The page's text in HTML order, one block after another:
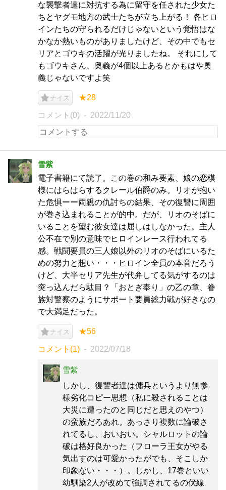
な襲撃者達に対抗する為に留守を任された少女た
ちとヤグモ地方の武士たちが立ち上がる！ 各ヒロ
インたちの守られるだけじゃないという覚悟はな
かなか熱いものがありましたけど、その中でもセ
リアとゴウキの活躍が光りましたね。 それにして
もゴウキさん、奥義が4個以上あるとかもはや奥
義じゃないですよ笑
ナイス ★28
コメント(0) 2022/11/20
雪紫
電子書籍にて読了。この巻の和み要素、娘の恋模
様にはらはらするクレール伯爵のみ。リオが抱い
た危惧ーー両親の仇討ちの結果、その復讐に周囲
が巻き込まれることが的中。だが、リオのそばに
いることを望む彼女達は屈しはしなかった。主人
公不在で別の意味でヒロインレース行われてる
感。戦闘要員の三人娘以外のリオのそばにいるた
めの努力と想い・・・ヒロイン全員の本音だろう
けど、大半セリア先生が代弁してる気がするのは
突っ込んだら駄目？「おとぎ奉り」の乙の章、眷
族対警察のようにサポート要員総力戦が好きなの
で大満足だった。
ナイス ★56
コメント(1) 2022/07/18
雪紫
しかし、復讐者達は傭兵というより無惨
様劣化コピー思想（私に殺されることは
大災に遭ったのと同じだと思えのやつ）
の蛮族だろあれ。あっさり複数に論破さ
れてるし、おいおい。シャルロットの論
破は格好良かった（フローラ王女がやる
気出すのは可愛かったがでも、そこしか
印象ない・・・）。しかし、17巻といい
幼馴染2人が改めて強調されてるの伏線